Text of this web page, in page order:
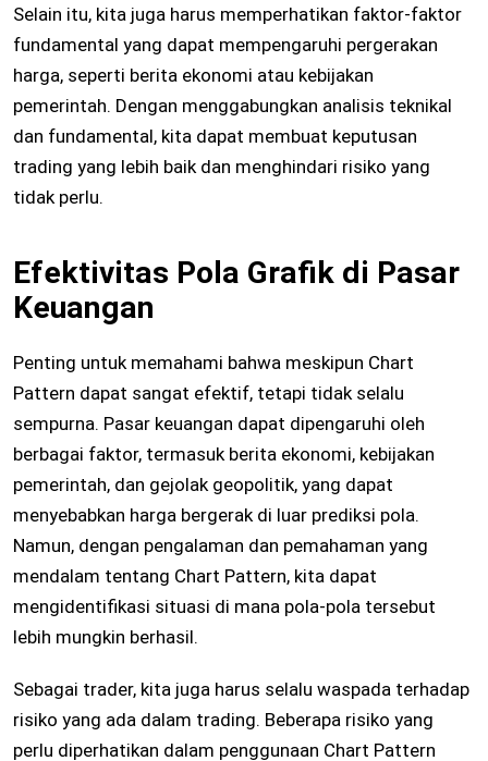
Selain itu, kita juga harus memperhatikan faktor-faktor
fundamental yang dapat mempengaruhi pergerakan
harga, seperti berita ekonomi atau kebijakan
pemerintah. Dengan menggabungkan analisis teknikal
dan fundamental, kita dapat membuat keputusan
trading yang lebih baik dan menghindari risiko yang
tidak perlu.
Efektivitas Pola Grafik di Pasar
Keuangan
Penting untuk memahami bahwa meskipun Chart
Pattern dapat sangat efektif, tetapi tidak selalu
sempurna. Pasar keuangan dapat dipengaruhi oleh
berbagai faktor, termasuk berita ekonomi, kebijakan
pemerintah, dan gejolak geopolitik, yang dapat
menyebabkan harga bergerak di luar prediksi pola.
Namun, dengan pengalaman dan pemahaman yang
mendalam tentang Chart Pattern, kita dapat
mengidentifikasi situasi di mana pola-pola tersebut
lebih mungkin berhasil.
Sebagai trader, kita juga harus selalu waspada terhadap
risiko yang ada dalam trading. Beberapa risiko yang
perlu diperhatikan dalam penggunaan Chart Pattern